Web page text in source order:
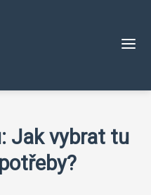
Jak vybrat tu